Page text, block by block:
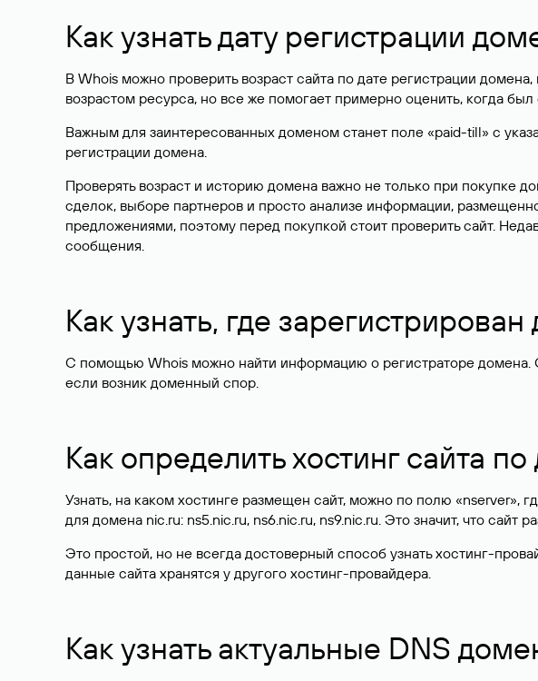
Как узнать дату регистрации
В Whois можно проверить возраст сайта по дате регистрации
возрастом ресурса, но все же помогает примерно оценить, когда был
Важным для заинтересованных доменом станет поле «paid-till» с
регистрации домена.
Проверять возраст и историю домена важно не только при покупке
сделок, выборе партнеров и просто анализе информации,
предложениями, поэтому перед покупкой стоит проверить сайт.
сообщения.
Как узнать, где
С помощью Whois можно найти информацию о регистраторе домена.
если возник доменный спор.
Как определить хостинг сайта
Узнать, на каком хостинге размещен сайт, можно по полю
для домена nic.ru: ns5.nic.ru, ns6.nic.ru, ns9.nic.ru. Это значит, что сайт
Это простой, но не всегда достоверный способ узнать хостинг-
данные сайта хранятся у другого хостинг-провайдера.
Как узнать актуальные DNS